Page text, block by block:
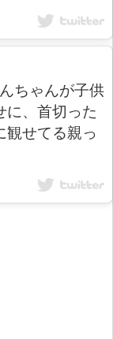
ちゃんが子供
に、首切った
観せてる親っ